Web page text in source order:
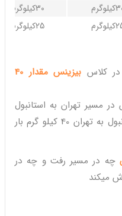
30کیلوگرم
25کیلوگرم
کلاس
بیزینس مقدار 40
مسیر تهران به استانبول
مقدار 30 کیلو گرم و در مسیر استانبول به تهران 40 کیلو گرم بار
چه در مسیر رفت و چه در
میکند